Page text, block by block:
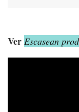
Ver Escasean